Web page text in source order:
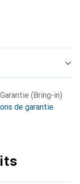
(Bring-in)
de garantie